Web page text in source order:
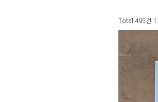
Total 495건 1